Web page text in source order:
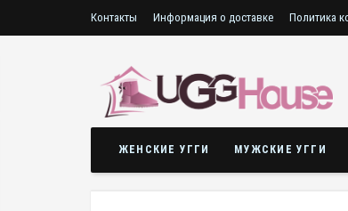
Контакты Информация о доставке Политика
ЖЕНСКИЕ УГГИ МУЖСКИЕ УГГИ